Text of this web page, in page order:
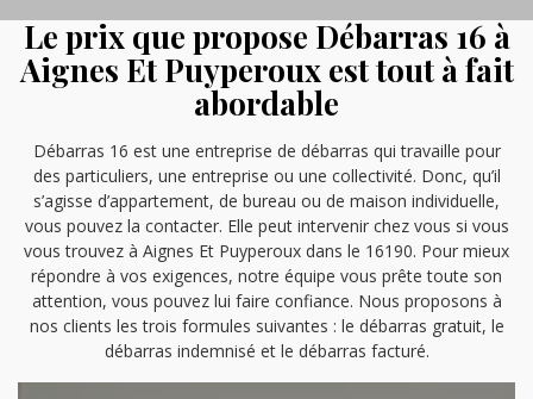
Le prix que propose Débarras 16 à
Aignes Et Puyperoux est tout à fait
abordable
Débarras 16 est une entreprise de débarras qui travaille pour
des particuliers, une entreprise ou une collectivité. Donc, qu’il
s’agisse d’appartement, de bureau ou de maison individuelle,
vous pouvez la contacter. Elle peut intervenir chez vous si vous
vous trouvez à Aignes Et Puyperoux dans le 16190. Pour mieux
répondre à vos exigences, notre équipe vous prête toute son
attention, vous pouvez lui faire confiance. Nous proposons à
nos clients les trois formules suivantes : le débarras gratuit, le
débarras indemnisé et le débarras facturé.